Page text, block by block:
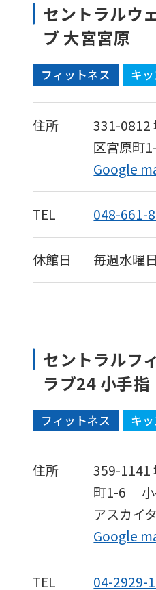
セントラルウ
ブ 大宮宮原
フィットネス キ
住所 331-0812
区宮原町
Google
TEL 048-661-
休館日 毎週水曜
セントラルフ
ラブ24 小手指
フィットネス キ
住所 359-1141
町1-6
アスカイ
Google
TEL 04-2929-